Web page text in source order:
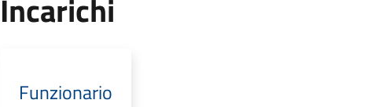
Incarichi
Funzionario